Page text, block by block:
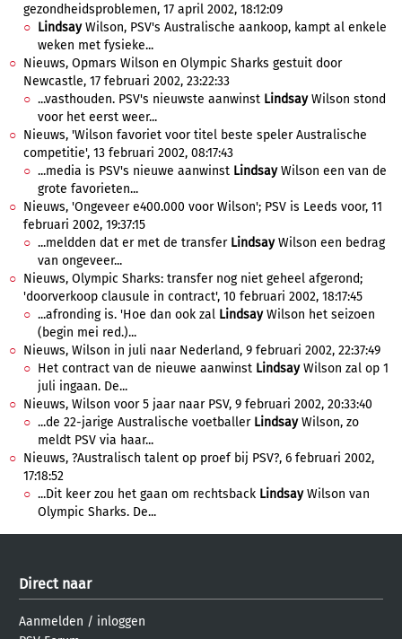
gezondheidsproblemen, 17 april 2002, 18:12:09
LindsayWilson, PSV's Australische aankoop, kampt al enkele
weken met fysieke...
Nieuws, Opmars Wilson en Olympic Sharks gestuit door
Newcastle, 17 februari 2002, 23:22:33
...vasthouden. PSV's nieuwste aanwinst LindsayWilson stond
voor het eerst weer...
Nieuws, 'Wilson favoriet voor titel beste speler Australische
competitie', 13 februari 2002, 08:17:43
...media is PSV's nieuwe aanwinst LindsayWilson een van de
grote favorieten...
Nieuws, 'Ongeveer e400.000 voor Wilson'; PSV is Leeds voor, 11
februari 2002, 19:37:15
...meldden dat er met de transfer LindsayWilson een bedrag
van ongeveer...
Nieuws, Olympic Sharks: transfer nog niet geheel afgerond;
'doorverkoop clausule in contract', 10 februari 2002, 18:17:45
...afronding is. 'Hoe dan ook zal LindsayWilson het seizoen
(begin mei red.)...
Nieuws, Wilson in juli naar Nederland, 9 februari 2002, 22:37:49
Het contract van de nieuwe aanwinst LindsayWilson zal op 1
juli ingaan. De...
Nieuws, Wilson voor 5 jaar naar PSV, 9 februari 2002, 20:33:40
...de 22-jarige Australische voetballer LindsayWilson, zo
meldt PSV via haar...
Nieuws, ?Australisch talent op proef bij PSV?, 6 februari 2002,
17:18:52
...Dit keer zou het gaan om rechtsback LindsayWilson van
Olympic Sharks. De...
Direct naar
Aanmelden / inloggen